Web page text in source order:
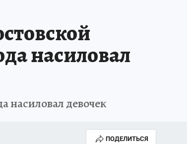
насиловал
насиловал девочек
ПОДЕЛИТЬСЯ